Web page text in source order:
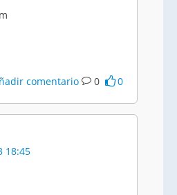
comentario 0 0
18:45